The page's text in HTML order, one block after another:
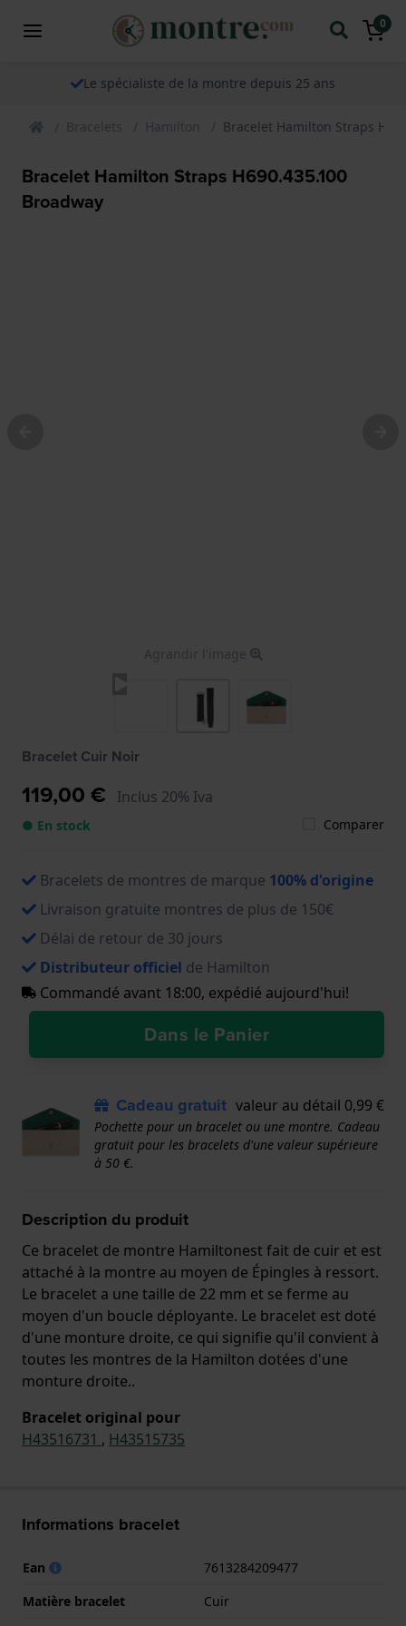
0
Le spécialiste de la montre depuis 25 ans
Bracelets Hamilton Bracelet Hamilton Straps
Bracelet Hamilton Straps H690.435.100
Broadway
Agrandir l'image
Bracelet Cuir Noir
119,00 € Inclus 20% Iva
● En stock Comparer
Bracelets de montres de marque 100% d'origine
Livraison gratuite montres de plus de 150€
Délai de retour de 30 jours
Distributeur officiel de Hamilton
Commandé avant 18:00, expédié aujourd'hui!
Dans le Panier
Cadeau gratuit valeur au détail 0,99 €
Pochette pour un bracelet ou une montre. Cadeau
gratuit pour les bracelets d'une valeur supérieure
à 50 €.
Description du produit
Ce bracelet de montre Hamiltonest fait de cuir et est
attaché à la montre au moyen de Épingles à ressort.
Le bracelet a une taille de 22 mm et se ferme au
moyen d'un boucle déployante. Le bracelet est doté
d'une monture droite, ce qui signifie qu'il convient à
toutes les montres de la Hamilton dotées d'une
monture droite..
Bracelet original pour
H43516731 , H43515735
Informations bracelet
Ean
7613284209477
Matière bracelet
Cuir